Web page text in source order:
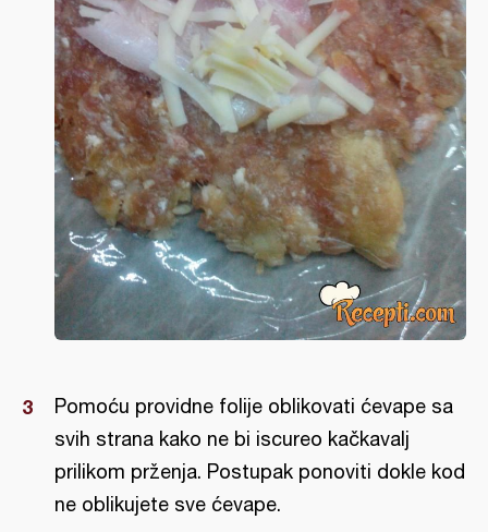
Pomoću providne folije oblikovati ćevape sa
svih strana kako ne bi iscureo kačkavalj
prilikom prženja. Postupak ponoviti dokle kod
ne oblikujete sve ćevape.